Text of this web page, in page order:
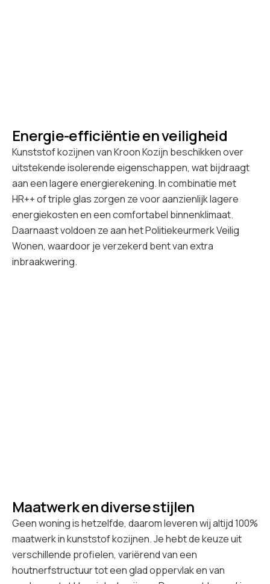
Energie-efficiëntie en veiligheid
Kunststof kozijnen van Kroon Kozijn beschikken over
uitstekende isolerende eigenschappen, wat bijdraagt
aan een lagere energierekening. In combinatie met
HR++ of triple glas zorgen ze voor aanzienlijk lagere
energiekosten en een comfortabel binnenklimaat.
Daarnaast voldoen ze aan het Politiekeurmerk Veilig
Wonen, waardoor je verzekerd bent van extra
inbraakwering.
Maatwerk en diverse stijlen
Geen woning is hetzelfde, daarom leveren wij altijd 100%
maatwerk in kunststof kozijnen. Je hebt de keuze uit
verschillende profielen, variërend van een
houtnerfstructuur tot een glad oppervlak en van